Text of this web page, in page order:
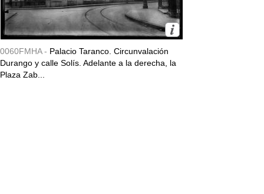
0060FMHA - Palacio Taranco. Circunvalación
Durango y calle Solís. Adelante a la derecha, la
Plaza Zab...